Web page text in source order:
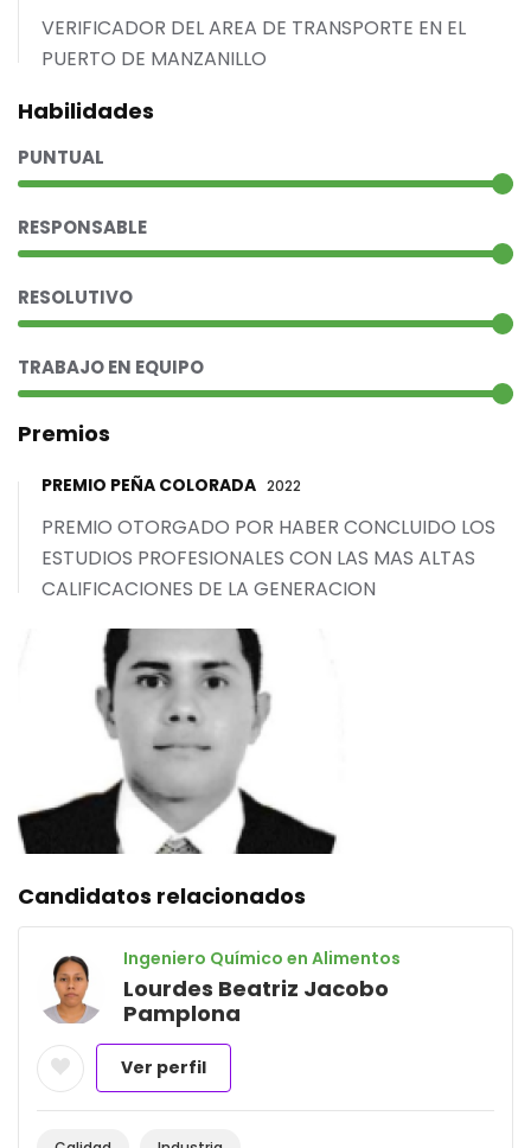
VERIFICADOR DEL AREA DE TRANSPORTE EN EL
PUERTO DE MANZANILLO
Habilidades
PUNTUAL
RESPONSABLE
RESOLUTIVO
TRABAJO EN EQUIPO
Premios
PREMIO PEÑA COLORADA 2022
PREMIO OTORGADO POR HABER CONCLUIDO LOS
ESTUDIOS PROFESIONALES CON LAS MAS ALTAS
CALIFICACIONES DE LA GENERACION
Candidatos relacionados
Ingeniero Químico en Alimentos
Lourdes Beatriz Jacobo
Pamplona
Ver perfil